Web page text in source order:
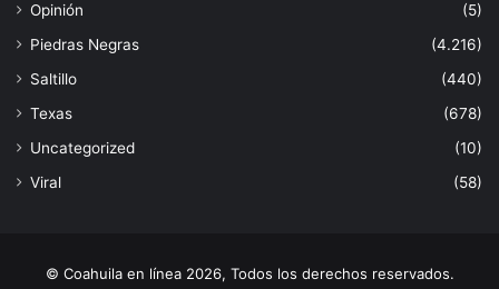
Opinión
(5)
Piedras Negras
(4.216)
Saltillo
(440)
Texas
(678)
Uncategorized
(10)
Viral
(58)
© Coahuila en línea 2026, Todos los derechos reservados.